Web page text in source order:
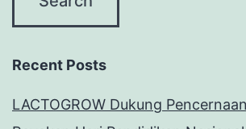
Recent Posts
LACTOGROW Dukung